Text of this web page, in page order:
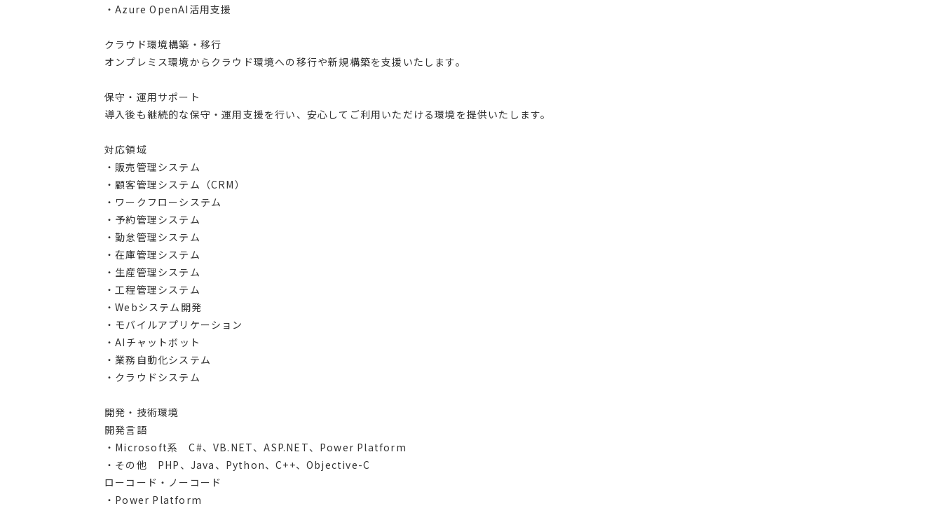
・Azure OpenAI活用支援
クラウド環境構築・移行
オンプレミス環境からクラウド環境への移行や新規構築を支援いたします。
保守・運用サポート
導入後も継続的な保守・運用支援を行い、安心してご利用いただける環境を提供いたします。
対応領域
・販売管理システム
・顧客管理システム（CRM）
・ワークフローシステム
・予約管理システム
・勤怠管理システム
・在庫管理システム
・生産管理システム
・工程管理システム
・Webシステム開発
・モバイルアプリケーション
・AIチャットボット
・業務自動化システム
・クラウドシステム
開発・技術環境
開発言語
・Microsoft系 C#、VB.NET、ASP.NET、Power Platform
・その他 PHP、Java、Python、C++、Objective-C
ローコード・ノーコード
・Power Platform